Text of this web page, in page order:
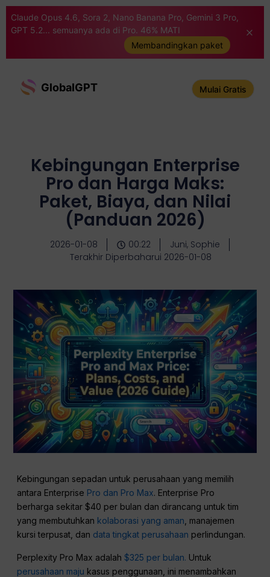
Claude Opus 4.6, Sora 2, Nano Banana Pro, Gemini 3 Pro,
GPT 5.2... semuanya ada di Pro. 46% MATI
Membandingkan paket
GlobalGPT Mulai Gratis
Kebingungan Enterprise
Pro dan Harga Maks:
Paket, Biaya, dan Nilai
(Panduan 2026)
2026-01-08 00:22
Juni, Sophie
Terakhir Diperbaharui 2026-01-08
Kebingungan sepadan untuk perusahaan yang memilih
antara Enterprise Pro dan Pro Max. Enterprise Pro
berharga sekitar $40 per bulan dan dirancang untuk tim
yang membutuhkan kolaborasi yang aman , manajemen
kursi terpusat, dan data tingkat perusahaan perlindungan.
Perplexity Pro Max adalah$325 per bulan. Untuk
perusahaan maju kasus penggunaan, ini menambahkan